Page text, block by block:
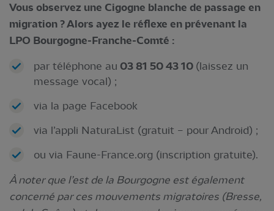
Vous observez une Cigogne blanche de passage en
migration ? Alors ayez le réflexe en prévenant la
LPO Bourgogne-Franche-Comté :
par téléphone au 03 81 50 43 10 (laissez un
message vocal) ;
via la page Facebook
via l’appli NaturaList (gratuit – pour Android) ;
ou via Faune-France.org (inscription gratuite).
À noter que l’est de la Bourgogne est également
concerné par ces mouvements migratoires (Bresse,